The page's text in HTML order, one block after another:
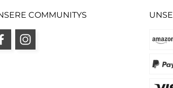
COMMUNITYS